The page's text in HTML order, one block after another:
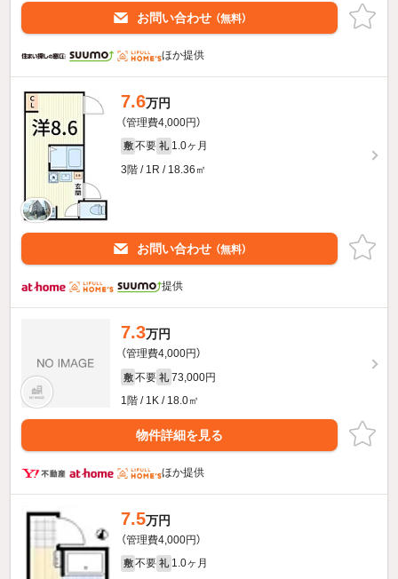
お問い合わせ （無料）
ほか提供
7.6万円
（管理費4,000円）
敷 不要 礼 1.0ヶ月
3階 / 1R / 18.36㎡
お問い合わせ （無料）
提供
7.3万円
（管理費4,000円）
敷 不要 礼 73,000円
1階 / 1K / 18.0㎡
物件詳細を見る
ほか提供
7.5万円
（管理費4,000円）
敷 不要 礼 1.0ヶ月